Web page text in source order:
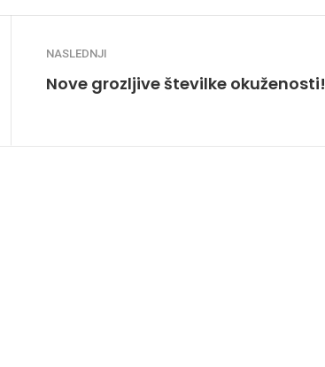
NASLEDNJI
Nove grozljive številke okuženosti!